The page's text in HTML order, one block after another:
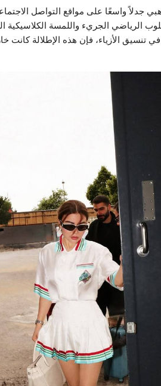
وهبي جدلاً واسعًا على مواقع التواصل
الرياضي الجريء واللمسة الكلاسيكية
تنسيق الأزياء، فإن هذه الإطلالة كانت